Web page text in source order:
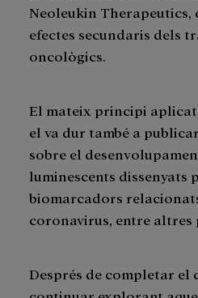
Neoleukin Therapeutics,
efectes secundaris dels
oncològics.
El mateix principi
el va dur també a
sobre el
luminescents dissenyats
biomarcadors
coronavirus, entre altres
Després de completar el